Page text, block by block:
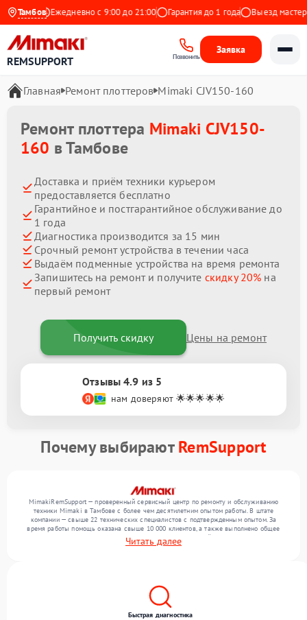
ТамбовЕжедневно с 9:00 до 21:00 Гарантия до 1 года Выезд мастера
REMSUPPORT Позвонить
Заявка
Главная Ремонт плоттеров Mimaki CJV150-160
Ремонт плоттера Mimaki CJV150-
160 в Тамбове
Доставка и приём техники курьером
предоставляется бесплатно
Гарантийное и постгарантийное обслуживание до
1 года
Диагностика производится за 15 мин
Срочный ремонт устройства в течении часа
Выдаём подменные устройства на время ремонта
Запишитесь на ремонт и получите скидку 20% на
первый ремонт
Получить скидку Цены на ремонт
Отзывы 4.9 из 5
нам доверяют 🌟🌟🌟🌟🌟
Почему выбираютRemSupport
MimakiRemSupport — проверенный сервисный центр по ремонту и обслуживанию
техники Mimaki в Тамбове с более чем десятилетним опытом работы. В штате
компании — свыше 22 технических специалистов с подтвержденным опытом. За
время работы помощь оказана свыше 10 000 клиентов, а также выполнено общее
число ремонтов превысило 12 000. Ежемесячно в сервисный центр поступает более
300 обращений, включая , , . Мы устраняем поломки любой сложности и обеспечиваем
Читать далее
Быстрая диагностика